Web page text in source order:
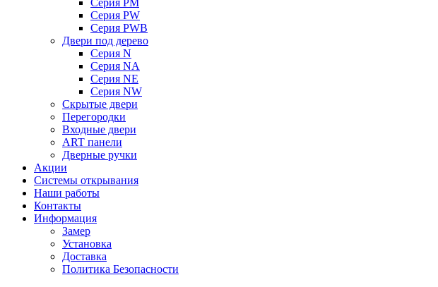
Серия PM
Серия PW
Серия PWB
Двери под дерево
Серия N
Серия NA
Серия NE
Серия NW
Скрытые двери
Перегородки
Входные двери
ART панели
Дверные ручки
Акции
Системы открывания
Наши работы
Контакты
Информация
Замер
Установка
Доставка
Политика Безопасности